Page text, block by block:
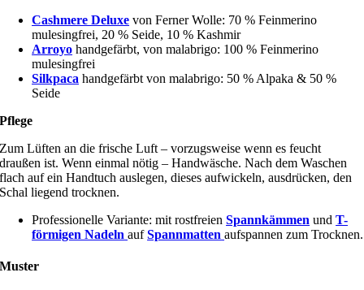
Cashmere Deluxe von Ferner Wolle: 70 % Feinmerino
mulesingfrei, 20 % Seide, 10 % Kashmir
Arroyo handgefärbt, von malabrigo: 100 % Feinmerino
mulesingfrei
Silkpaca handgefärbt von malabrigo: 50 % Alpaka & 50 %
Seide
Pflege
Zum Lüften an die frische Luft – vorzugsweise wenn es feucht
draußen ist. Wenn einmal nötig – Handwäsche. Nach dem Waschen
flach auf ein Handtuch auslegen, dieses aufwickeln, ausdrücken, den
Schal liegend trocknen.
Professionelle Variante: mit rostfreienSpannkämmen undT-
förmigen Nadeln aufSpannmatten aufspannen zum Trocknen.
Muster